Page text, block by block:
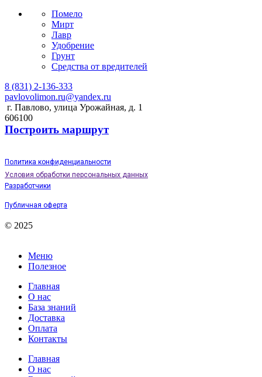
Помело
Мирт
Лавр
Удобрение
Грунт
Средства от вредителей
8 (831) 2-136-333
pavlovolimon.ru@yandex.ru
г. Павлово, улица Урожайная, д. 1
606100
Построить маршрут
Политика конфиденциальности
Условия обработки персональных данных
Разработчики
Публичная оферта
© 2025
Меню
Полезное
Главная
О нас
База знаний
Доставка
Оплата
Контакты
Главная
О нас